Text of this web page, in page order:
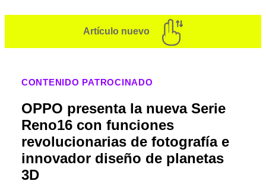
Artículo nuevo
CONTENIDO PATROCINADO
OPPO presenta la nueva Serie
Reno16 con funciones
revolucionarias de fotografía e
innovador diseño de planetas
3D